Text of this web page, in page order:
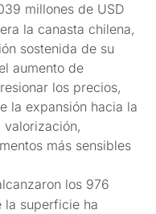
millones de USD
la canasta chilena,
sostenida de su
aumento de
los precios,
la expansión hacia la
valorización,
más sensibles
los 976
la superficie ha